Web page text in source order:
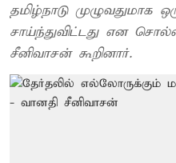
தமிழ்நாடு முழுவதுமாக
சாய்ந்துவிட்டது என
சீனிவாசன் கூறினார்.